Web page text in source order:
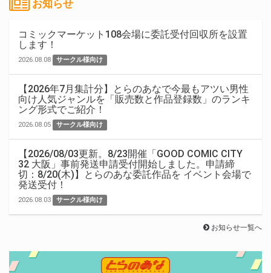
お知らせ
コミックマーケット108会場に委託受付回収所を設置
します！
2026.08.08 サークル様向け
【2026年7月集計分】とらのあなで今最もアツい男性
向け人気ジャンルを「販売数と作品登録数」のランキ
ング形式でご紹介！
2026.08.05 サークル様向け
【2026/08/03更新。8/23開催「GOOD COMIC CITY
32 大阪」事前発送申請受付開始しました。申請締
切：8/20(木)】とらのあな委託作品を イベント会場で
発送受付！
2026.08.03 サークル様向け
お知らせ一覧へ